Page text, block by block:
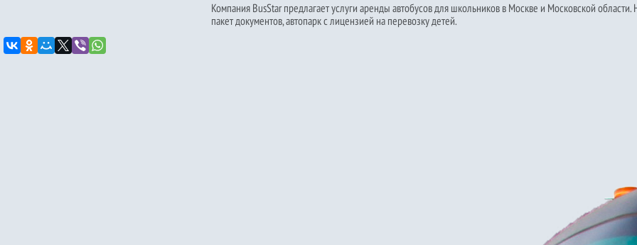
Компания BusStar предлагает услуги аренды автобусов для школьников в Москве и Московской
пакет документов, автопарк с лицензией на перевозку детей.